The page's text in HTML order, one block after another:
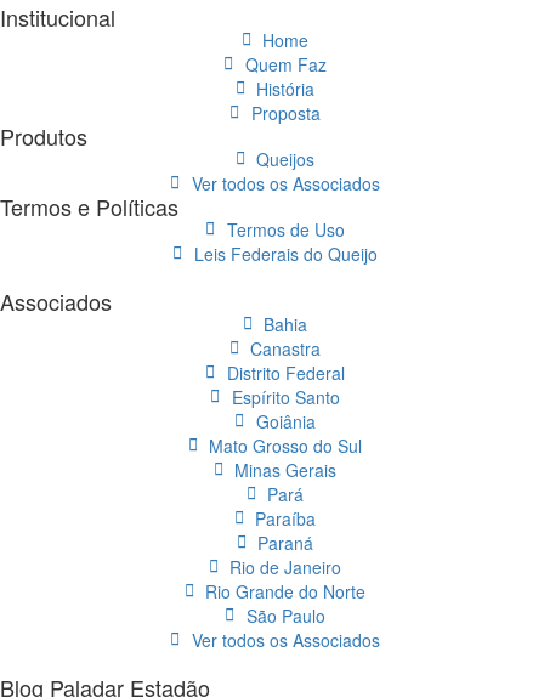
Institucional
Home
Quem Faz
História
Proposta
Produtos
Queijos
Ver todos os Associados
Termos e Políticas
Termos de Uso
Leis Federais do Queijo
Associados
Bahia
Canastra
Distrito Federal
Espírito Santo
Goiânia
Mato Grosso do Sul
Minas Gerais
Pará
Paraíba
Paraná
Rio de Janeiro
Rio Grande do Norte
São Paulo
Ver todos os Associados
Blog Paladar Estadão